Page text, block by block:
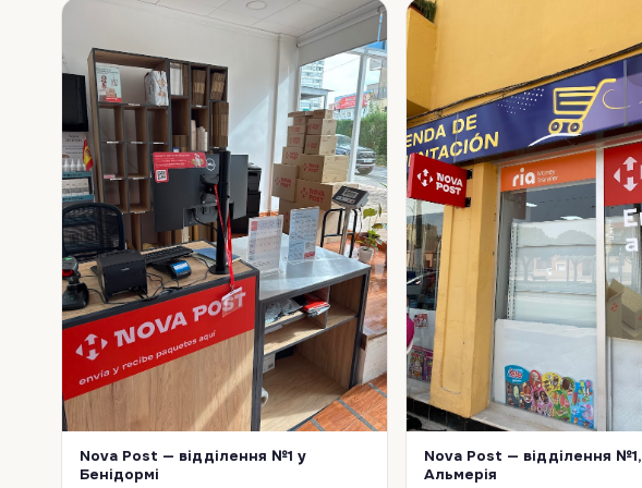
Nova Post — відділення №1 у
Бенідормі
Nova Post — відділення №1,
Альмерія